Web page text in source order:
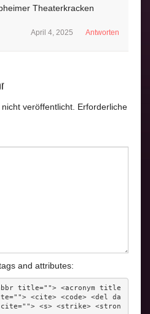
Theaterkracken
Antworten
April 4, 2025
veröffentlicht. Erforderliche
and attributes:
title=""> <acronym title
<cite> <code> <del da
cite=""> <s> <strike> <stron